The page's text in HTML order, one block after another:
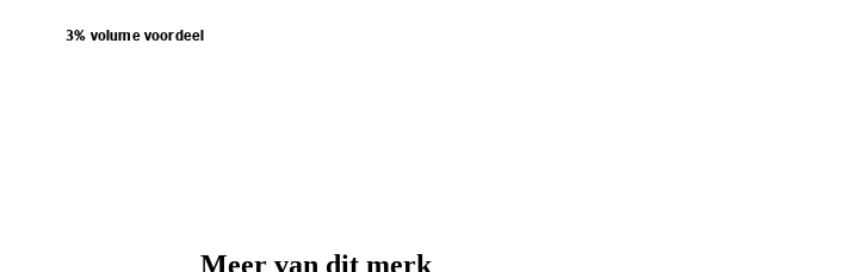
3% volume voordeel
Meer van dit merk